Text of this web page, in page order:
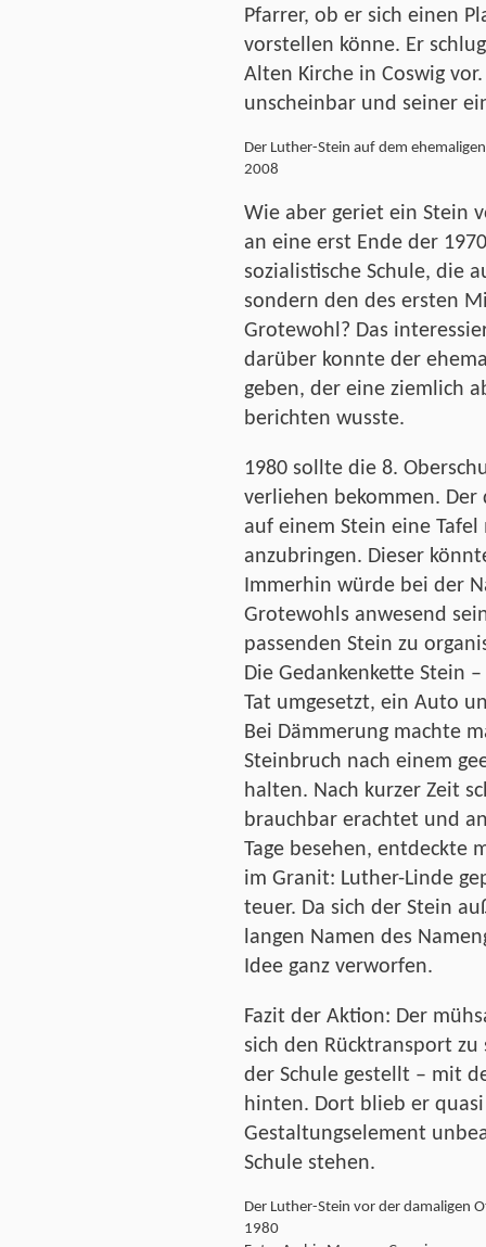
Pfarrer, ob er sich einen
vorstellen könne. Er
Alten Kirche in Coswig
unscheinbar und seiner
Der Luther-Stein auf dem
2008
Wie aber geriet ein Stein
an eine erst Ende der
sozialistische Schule, die
sondern den des ersten
Grotewohl? Das
darüber konnte der
geben, der eine ziemlich
berichten wusste.
1980 sollte die 8.
verliehen bekommen.
auf einem Stein eine
anzubringen. Dieser
Immerhin würde bei der
Grotewohls anwesend
passenden Stein zu
Die Gedankenkette Stein
Tat umgesetzt, ein Auto
Bei Dämmerung machte
Steinbruch nach einem
halten. Nach kurzer Zeit
brauchbar erachtet und
Tage besehen, entdeckte
im Granit: Luther-Linde
teuer. Da sich der Stein
langen Namen des
Idee ganz verworfen.
Fazit der Aktion: Der
sich den Rücktransport
der Schule gestellt – mit
hinten. Dort blieb er
Gestaltungselement
Schule stehen.
Der Luther-Stein vor der damaligen
1980